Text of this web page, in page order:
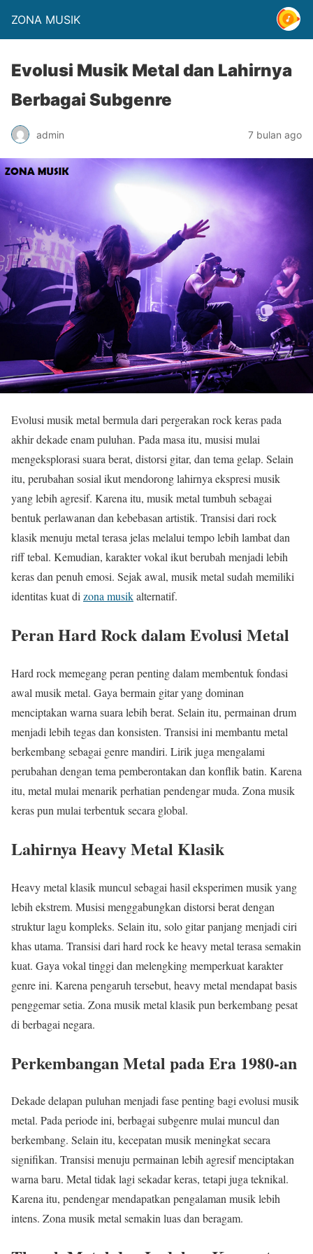
ZONA MUSIK
Evolusi Musik Metal dan Lahirnya
Berbagai Subgenre
admin 7 bulan ago
Evolusi musik metal bermula dari pergerakan rock keras pada
akhir dekade enam puluhan. Pada masa itu, musisi mulai
mengeksplorasi suara berat, distorsi gitar, dan tema gelap. Selain
itu, perubahan sosial ikut mendorong lahirnya ekspresi musik
yang lebih agresif. Karena itu, musik metal tumbuh sebagai
bentuk perlawanan dan kebebasan artistik. Transisi dari rock
klasik menuju metal terasa jelas melalui tempo lebih lambat dan
riff tebal. Kemudian, karakter vokal ikut berubah menjadi lebih
keras dan penuh emosi. Sejak awal, musik metal sudah memiliki
identitas kuat di zona musikalternatif.
Peran Hard Rock dalam Evolusi Metal
Hard rock memegang peran penting dalam membentuk fondasi
awal musik metal. Gaya bermain gitar yang dominan
menciptakan warna suara lebih berat. Selain itu, permainan drum
menjadi lebih tegas dan konsisten. Transisi ini membantu metal
berkembang sebagai genre mandiri. Lirik juga mengalami
perubahan dengan tema pemberontakan dan konflik batin. Karena
itu, metal mulai menarik perhatian pendengar muda. Zona musik
keras pun mulai terbentuk secara global.
Lahirnya Heavy Metal Klasik
Heavy metal klasik muncul sebagai hasil eksperimen musik yang
lebih ekstrem. Musisi menggabungkan distorsi berat dengan
struktur lagu kompleks. Selain itu, solo gitar panjang menjadi ciri
khas utama. Transisi dari hard rock ke heavy metal terasa semakin
kuat. Gaya vokal tinggi dan melengking memperkuat karakter
genre ini. Karena pengaruh tersebut, heavy metal mendapat basis
penggemar setia. Zona musik metal klasik pun berkembang pesat
di berbagai negara.
Perkembangan Metal pada Era 1980-an
Dekade delapan puluhan menjadi fase penting bagi evolusi musik
metal. Pada periode ini, berbagai subgenre mulai muncul dan
berkembang. Selain itu, kecepatan musik meningkat secara
signifikan. Transisi menuju permainan lebih agresif menciptakan
warna baru. Metal tidak lagi sekadar keras, tetapi juga teknikal.
Karena itu, pendengar mendapatkan pengalaman musik lebih
intens. Zona musik metal semakin luas dan beragam.